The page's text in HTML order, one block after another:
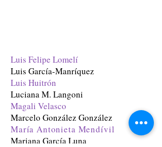
Luis Felipe Lomelí
Luis García-Manríquez
Luis Huitrón
Luciana M. Langoni
Magali Velasco
Marcelo González González
María Antonieta Mendívil
Mariana García Luna